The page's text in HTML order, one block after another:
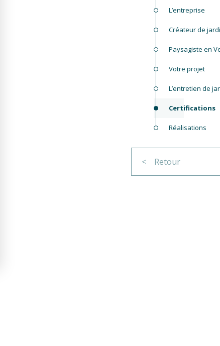
L’entreprise
Créateur de
Paysagiste en
Votre projet
L’entretien de
Certifications
Réalisations
< Retour